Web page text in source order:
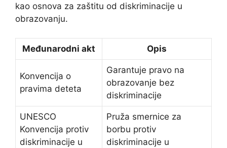
kao osnova za zaštitu od diskriminacije u
obrazovanju.
Međunarodni akt Opis
Konvencija o
pravima deteta
Garantuje pravo na
obrazovanje bez
diskriminacije
UNESCO
Konvencija protiv
diskriminacije u
Pruža smernice za
borbu protiv
diskriminacije u